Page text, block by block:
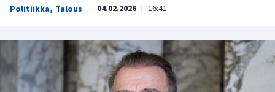
Politiikka, Talous 04.02.2026 | 16:41